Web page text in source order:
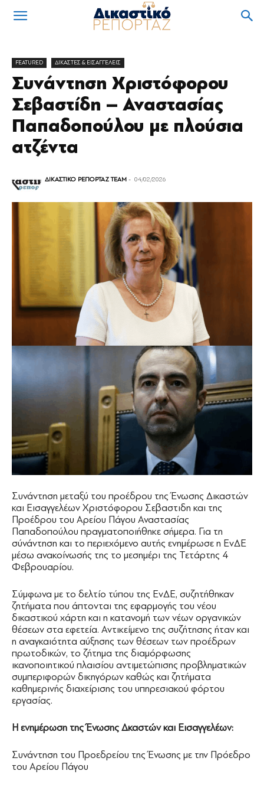
FEATURED ΔΙΚΑΣΤΕΣ & ΕΙΣΑΓΓΕΛΕΙΣ
Συνάντηση Χριστόφορου
Σεβαστίδη – Αναστασίας
Παπαδοπούλου με πλούσια
ατζέντα
ΔΙΚΑΣΤΙΚΟ ΡΕΠΟΡΤΑΖ TEAM - 04/02/2026
Συνάντηση μεταξύ του προέδρου της Ένωσης Δικαστών
και Εισαγγελέων Χριστόφορου Σεβαστιδη και της
Προέδρου του Αρείου Πάγου Αναστασίας
Παπαδοπούλου πραγματοποιήθηκε σήμερα. Για τη
σύνάντηση και το περιεχόμενο αυτής ενημέρωσε η ΕνΔΕ
μέσω ανακοίνωσής της το μεσημέρι της Τετάρτης 4
Φεβρουαρίου.
Σύμφωνα με το δελτίο τύπου της ΕνΔΕ, συζητήθηκαν
ζητήματα που άπτονται της εφαρμογής του νέου
δικαστικού χάρτη και η κατανομή των νέων οργανικών
θέσεων στα εφετεία. Αντικείμενο της συζήτησης ήταν και
η αναγκαιότητα αύξησης των θέσεων των προέδρων
πρωτοδικών, το ζήτημα της διαμόρφωσης
ικανοποιητικού πλαισίου αντιμετώπισης προβληματικών
συμπεριφορών δικηγόρων καθώς και ζητήματα
καθημερινής διαχείρισης του υπηρεσιακού φόρτου
εργασίας.
Η ενημέρωση της Ένωσης Δκαστών και Εισαγγελέων:
Συνάντηση του Προεδρείου της Ένωσης με την Πρόεδρο
του Αρείου Πάγου